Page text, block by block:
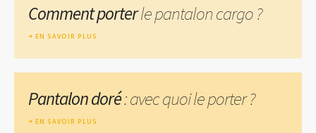
Comment porterle pantalon cargo ?
EN SAVOIR PLUS
Pantalon doré: avec quoi le porter ?
EN SAVOIR PLUS